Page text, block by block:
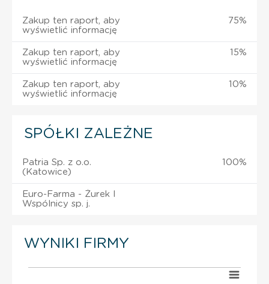
Zakup ten raport, aby
wyświetlić informację
75%
Zakup ten raport, aby
wyświetlić informację
15%
Zakup ten raport, aby
wyświetlić informację
10%
SPÓŁKI ZALEŻNE
Patria Sp. z o.o.
(Katowice)
100%
Euro-Farma - Żurek I
Wspólnicy sp. j.
WYNIKI FIRMY